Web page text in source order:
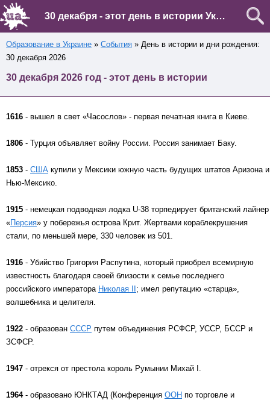
30 декабря - этот день в истории Украины и мира
Образование в Украине » События » День в истории и дни рождения:
30 декабря 2026
30 декабря 2026 год - этот день в истории
1616 - вышел в свет «Часослов» - первая печатная книга в Киеве.
1806 - Турция объявляет войну России. Россия занимает Баку.
1853 - США купили у Мексики южную часть будущих штатов Аризона и
Нью-Мексико.
1915 - немецкая подводная лодка U-38 торпедирует британский лайнер
«Персия» у побережья острова Крит. Жертвами кораблекрушения
стали, по меньшей мере, 330 человек из 501.
1916 - Убийство Григория Распутина, который приобрел всемирную
известность благодаря своей близости к семье последнего
российского императора Николая II ; имел репутацию «старца»,
волшебника и целителя.
1922 - образован СССР путем объединения РСФСР, УССР, БССР и
ЗСФСР.
1947 - отрекся от престола король Румынии Михай I.
1964- образовано ЮНКТАД (Конференция ООН по торговле и